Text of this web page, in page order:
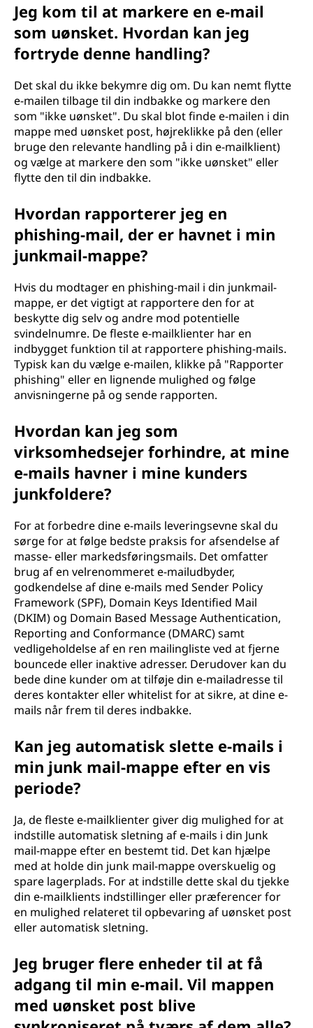
Jeg kom til at markere en e-mail
som uønsket. Hvordan kan jeg
fortryde denne handling?
Det skal du ikke bekymre dig om. Du kan nemt flytte
e-mailen tilbage til din indbakke og markere den
som "ikke uønsket". Du skal blot finde e-mailen i din
mappe med uønsket post, højreklikke på den (eller
bruge den relevante handling på i din e-mailklient)
og vælge at markere den som "ikke uønsket" eller
flytte den til din indbakke.
Hvordan rapporterer jeg en
phishing-mail, der er havnet i min
junkmail-mappe?
Hvis du modtager en phishing-mail i din junkmail-
mappe, er det vigtigt at rapportere den for at
beskytte dig selv og andre mod potentielle
svindelnumre. De fleste e-mailklienter har en
indbygget funktion til at rapportere phishing-mails.
Typisk kan du vælge e-mailen, klikke på "Rapporter
phishing" eller en lignende mulighed og følge
anvisningerne på og sende rapporten.
Hvordan kan jeg som
virksomhedsejer forhindre, at mine
e-mails havner i mine kunders
junkfoldere?
For at forbedre dine e-mails leveringsevne skal du
sørge for at følge bedste praksis for afsendelse af
masse- eller markedsføringsmails. Det omfatter
brug af en velrenommeret e-mailudbyder,
godkendelse af dine e-mails med Sender Policy
Framework (SPF), Domain Keys Identified Mail
(DKIM) og Domain Based Message Authentication,
Reporting and Conformance (DMARC) samt
vedligeholdelse af en ren mailingliste ved at fjerne
bouncede eller inaktive adresser. Derudover kan du
bede dine kunder om at tilføje din e-mailadresse til
deres kontakter eller whitelist for at sikre, at dine e-
mails når frem til deres indbakke.
Kan jeg automatisk slette e-mails i
min junk mail-mappe efter en vis
periode?
Ja, de fleste e-mailklienter giver dig mulighed for at
indstille automatisk sletning af e-mails i din Junk
mail-mappe efter en bestemt tid. Det kan hjælpe
med at holde din junk mail-mappe overskuelig og
spare lagerplads. For at indstille dette skal du tjekke
din e-mailklients indstillinger eller præferencer for
en mulighed relateret til opbevaring af uønsket post
eller automatisk sletning.
Jeg bruger flere enheder til at få
adgang til min e-mail. Vil mappen
med uønsket post blive